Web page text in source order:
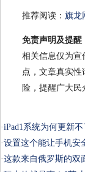
推荐阅读： 旗龙
免责声明及提醒
相关信息仅为宣
点，文章真实
险，提醒广大民
·iPad1系统为何更新不
·设置这个能让手机安
·这款来自俄罗斯的双